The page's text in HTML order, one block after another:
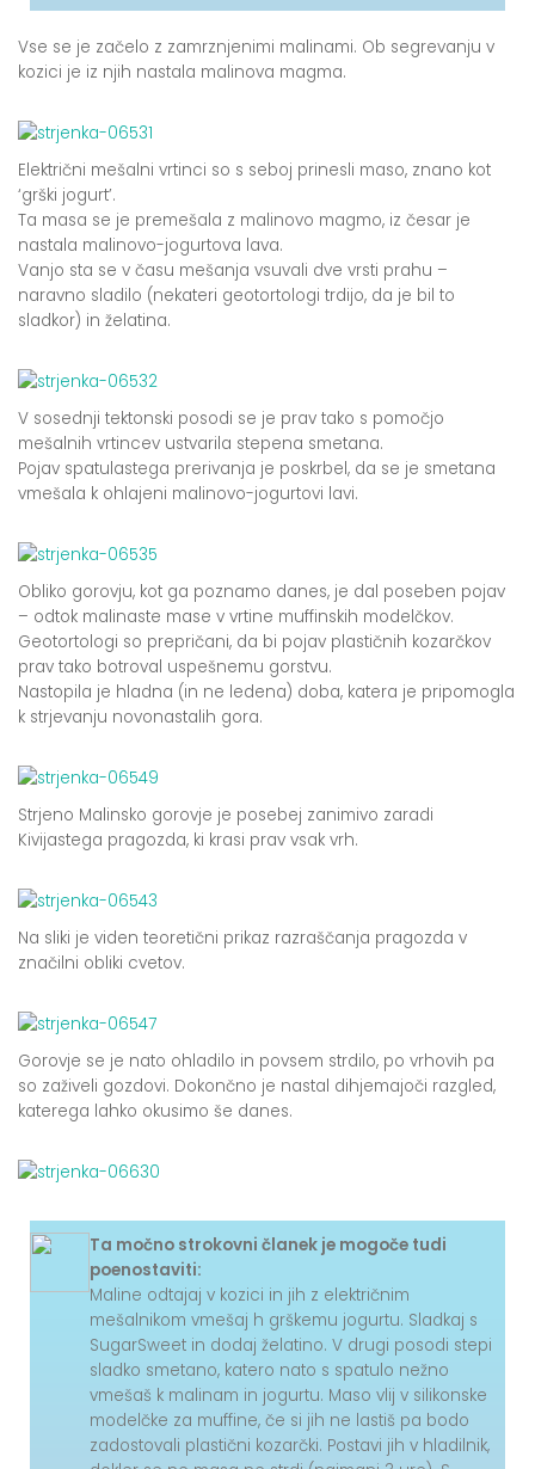
Vse se je začelo z zamrznjenimi malinami. Ob segrevanju v
kozici je iz njih nastala malinova magma.
Električni mešalni vrtinci so s seboj prinesli maso, znano kot
‘grški jogurt’.
Ta masa se je premešala z malinovo magmo, iz česar je
nastala malinovo-jogurtova lava.
Vanjo sta se v času mešanja vsuvali dve vrsti prahu –
naravno sladilo (nekateri geotortologi trdijo, da je bil to
sladkor) in želatina.
V sosednji tektonski posodi se je prav tako s pomočjo
mešalnih vrtincev ustvarila stepena smetana.
Pojav spatulastega prerivanja je poskrbel, da se je smetana
vmešala k ohlajeni malinovo-jogurtovi lavi.
Obliko gorovju, kot ga poznamo danes, je dal poseben pojav
– odtok malinaste mase v vrtine muffinskih modelčkov.
Geotortologi so prepričani, da bi pojav plastičnih kozarčkov
prav tako botroval uspešnemu gorstvu.
Nastopila je hladna (in ne ledena) doba, katera je pripomogla
k strjevanju novonastalih gora.
Strjeno Malinsko gorovje je posebej zanimivo zaradi
Kivijastega pragozda, ki krasi prav vsak vrh.
Na sliki je viden teoretični prikaz razraščanja pragozda v
značilni obliki cvetov.
Gorovje se je nato ohladilo in povsem strdilo, po vrhovih pa
so zaživeli gozdovi. Dokončno je nastal dihjemajoči razgled,
katerega lahko okusimo še danes.
Ta močno strokovni članek je mogoče tudi
poenostaviti:
Maline odtajaj v kozici in jih z električnim
mešalnikom vmešaj h grškemu jogurtu. Sladkaj s
SugarSweet in dodaj želatino. V drugi posodi stepi
sladko smetano, katero nato s spatulo nežno
vmešaš k malinam in jogurtu. Maso vlij v silikonske
modelčke za muffine, če si jih ne lastiš pa bodo
zadostovali plastični kozarčki. Postavi jih v hladilnik,